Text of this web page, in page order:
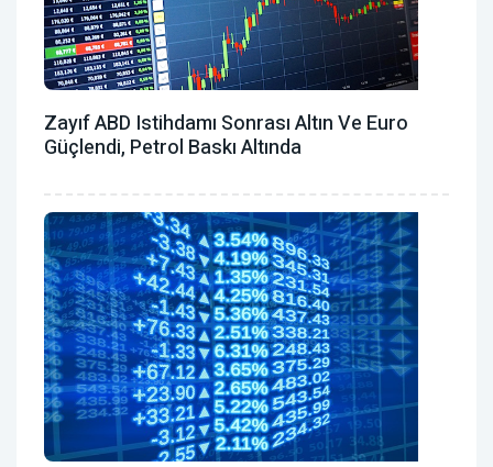
Zayıf ABD Istihdamı Sonrası Altın Ve Euro
Güçlendi, Petrol Baskı Altında